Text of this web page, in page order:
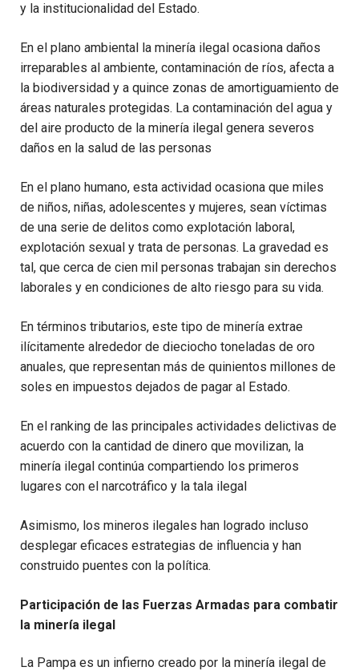
y la institucionalidad del Estado.
En el plano ambiental la minería ilegal ocasiona daños
irreparables al ambiente, contaminación de ríos, afecta a
la biodiversidad y a quince zonas de amortiguamiento de
áreas naturales protegidas. La contaminación del agua y
del aire producto de la minería ilegal genera severos
daños en la salud de las personas
En el plano humano, esta actividad ocasiona que miles
de niños, niñas, adolescentes y mujeres, sean víctimas
de una serie de delitos como explotación laboral,
explotación sexual y trata de personas. La gravedad es
tal, que cerca de cien mil personas trabajan sin derechos
laborales y en condiciones de alto riesgo para su vida.
En términos tributarios, este tipo de minería extrae
ilícitamente alrededor de dieciocho toneladas de oro
anuales, que representan más de quinientos millones de
soles en impuestos dejados de pagar al Estado.
En el ranking de las principales actividades delictivas de
acuerdo con la cantidad de dinero que movilizan, la
minería ilegal continúa compartiendo los primeros
lugares con el narcotráfico y la tala ilegal
Asimismo, los mineros ilegales han logrado incluso
desplegar eficaces estrategias de influencia y han
construido puentes con la política.
Participación de las Fuerzas Armadas para combatir
la minería ilegal
La Pampa es un infierno creado por la minería ilegal de